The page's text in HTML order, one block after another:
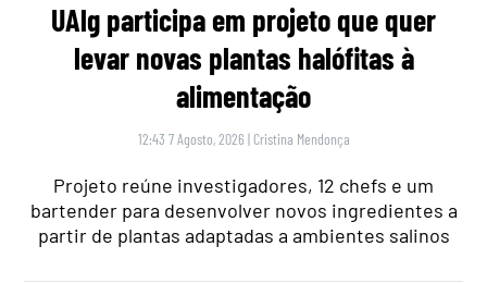
UAlg participa em projeto que quer
levar novas plantas halófitas à
alimentação
12:43 7 Agosto, 2026 | Cristina Mendonça
Projeto reúne investigadores, 12 chefs e um
bartender para desenvolver novos ingredientes a
partir de plantas adaptadas a ambientes salinos